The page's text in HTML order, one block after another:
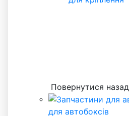
Повернутися назад
для автобоксів